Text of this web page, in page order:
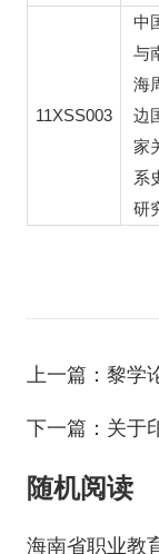
11XSS003
中
与
海
边
家
系
研
上一篇：黎
随机阅读
海南省职业教